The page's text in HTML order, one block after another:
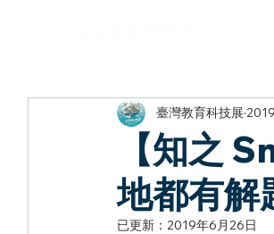
【知之
地都有解
臺灣教育科技展
已更新： 2019年6月26日